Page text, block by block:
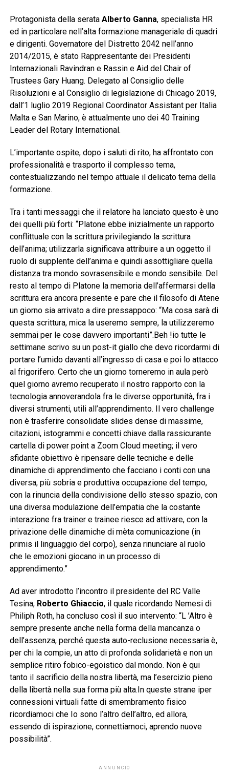
Protagonista della serata Alberto Ganna, specialista HR
ed in particolare nell’alta formazione manageriale di quadri
e dirigenti. Governatore del Distretto 2042 nell’anno
2014/2015, è stato Rappresentante dei Presidenti
Internazionali Ravindran e Rassin e Aid del Chair of
Trustees Gary Huang. Delegato al Consiglio delle
Risoluzioni e al Consiglio di legislazione di Chicago 2019,
dall’1 luglio 2019 Regional Coordinator Assistant per Italia
Malta e San Marino, è attualmente uno dei 40 Training
Leader del Rotary International.
L’importante ospite, dopo i saluti di rito, ha affrontato con
professionalità e trasporto il complesso tema,
contestualizzando nel tempo attuale il delicato tema della
formazione.
Tra i tanti messaggi che il relatore ha lanciato questo è uno
dei quelli più forti: “Platone ebbe inizialmente un rapporto
conflittuale con la scrittura privilegiando la scrittura
dell’anima; utilizzarla significava attribuire a un oggetto il
ruolo di supplente dell’anima e quindi assottigliare quella
distanza tra mondo sovrasensibile e mondo sensibile. Del
resto al tempo di Platone la memoria dell’affermarsi della
scrittura era ancora presente e pare che il filosofo di Atene
un giorno sia arrivato a dire pressappoco: “Ma cosa sarà di
questa scrittura, mica la useremo sempre, la utilizzeremo
semmai per le cose davvero importanti”.Beh !io tutte le
settimane scrivo su un post-it giallo che devo ricordarmi di
portare l’umido davanti all’ingresso di casa e poi lo attacco
al frigorifero. Certo che un giorno torneremo in aula però
quel giorno avremo recuperato il nostro rapporto con la
tecnologia annoverandola fra le diverse opportunità, fra i
diversi strumenti, utili all’apprendimento. Il vero challenge
non è trasferire consolidate slides dense di massime,
citazioni, istogrammi e concetti chiave dalla rassicurante
cartella di power point a Zoom Cloud meeting; il vero
sfidante obiettivo è ripensare delle tecniche e delle
dinamiche di apprendimento che facciano i conti con una
diversa, più sobria e produttiva occupazione del tempo,
con la rinuncia della condivisione dello stesso spazio, con
una diversa modulazione dell’empatia che la costante
interazione fra trainer e trainee riesce ad attivare, con la
privazione delle dinamiche di mèta comunicazione (in
primis il linguaggio del corpo), senza rinunciare al ruolo
che le emozioni giocano in un processo di
apprendimento.”
Ad aver introdotto l’incontro il presidente del RC Valle
Tesina, Roberto Ghiaccio, il quale ricordando Nemesi di
Philiph Roth, ha concluso così il suo intervento: “L ’Altro è
sempre presente anche nella forma della mancanza o
dell’assenza, perché questa auto-reclusione necessaria è,
per chi la compie, un atto di profonda solidarietà e non un
semplice ritiro fobico-egoistico dal mondo. Non è qui
tanto il sacrificio della nostra libertà, ma l’esercizio pieno
della libertà nella sua forma più alta.In queste strane iper
connessioni virtuali fatte di smembramento fisico
ricordiamoci che Io sono l’altro dell’altro, ed allora,
essendo di ispirazione, connettiamoci, aprendo nuove
possibilità”.
ANNUNCIO